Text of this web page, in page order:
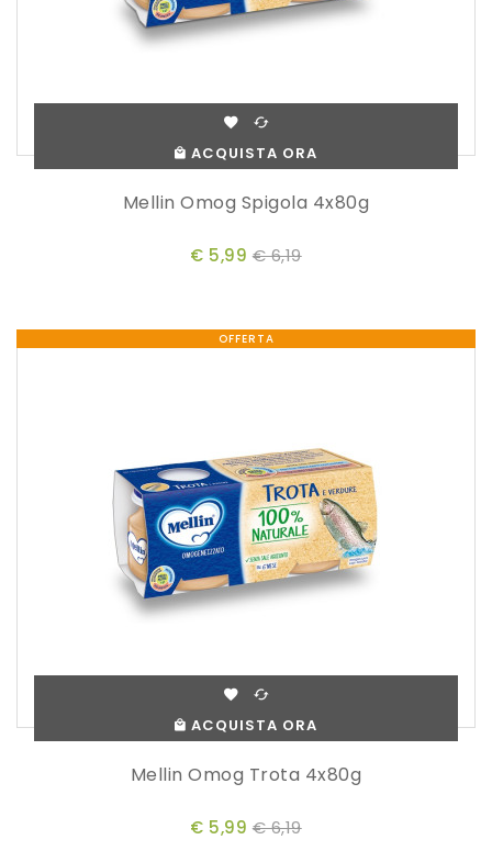
ACQUISTA ORA
Mellin Omog Spigola 4x80g
€ 5,99 € 6,19
OFFERTA
ACQUISTA ORA
Mellin Omog Trota 4x80g
€ 5,99 € 6,19